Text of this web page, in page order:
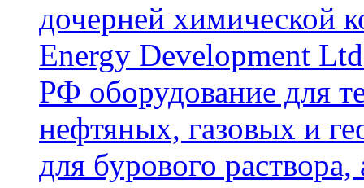
дочерней химической
Energy Development
РФ оборудование для
нефтяных, газовых и
для бурового